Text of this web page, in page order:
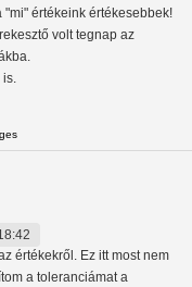
értékeink értékesebbek!
volt tegnap az
is.
értékekről. Ez itt most nem
a toleranciámat a